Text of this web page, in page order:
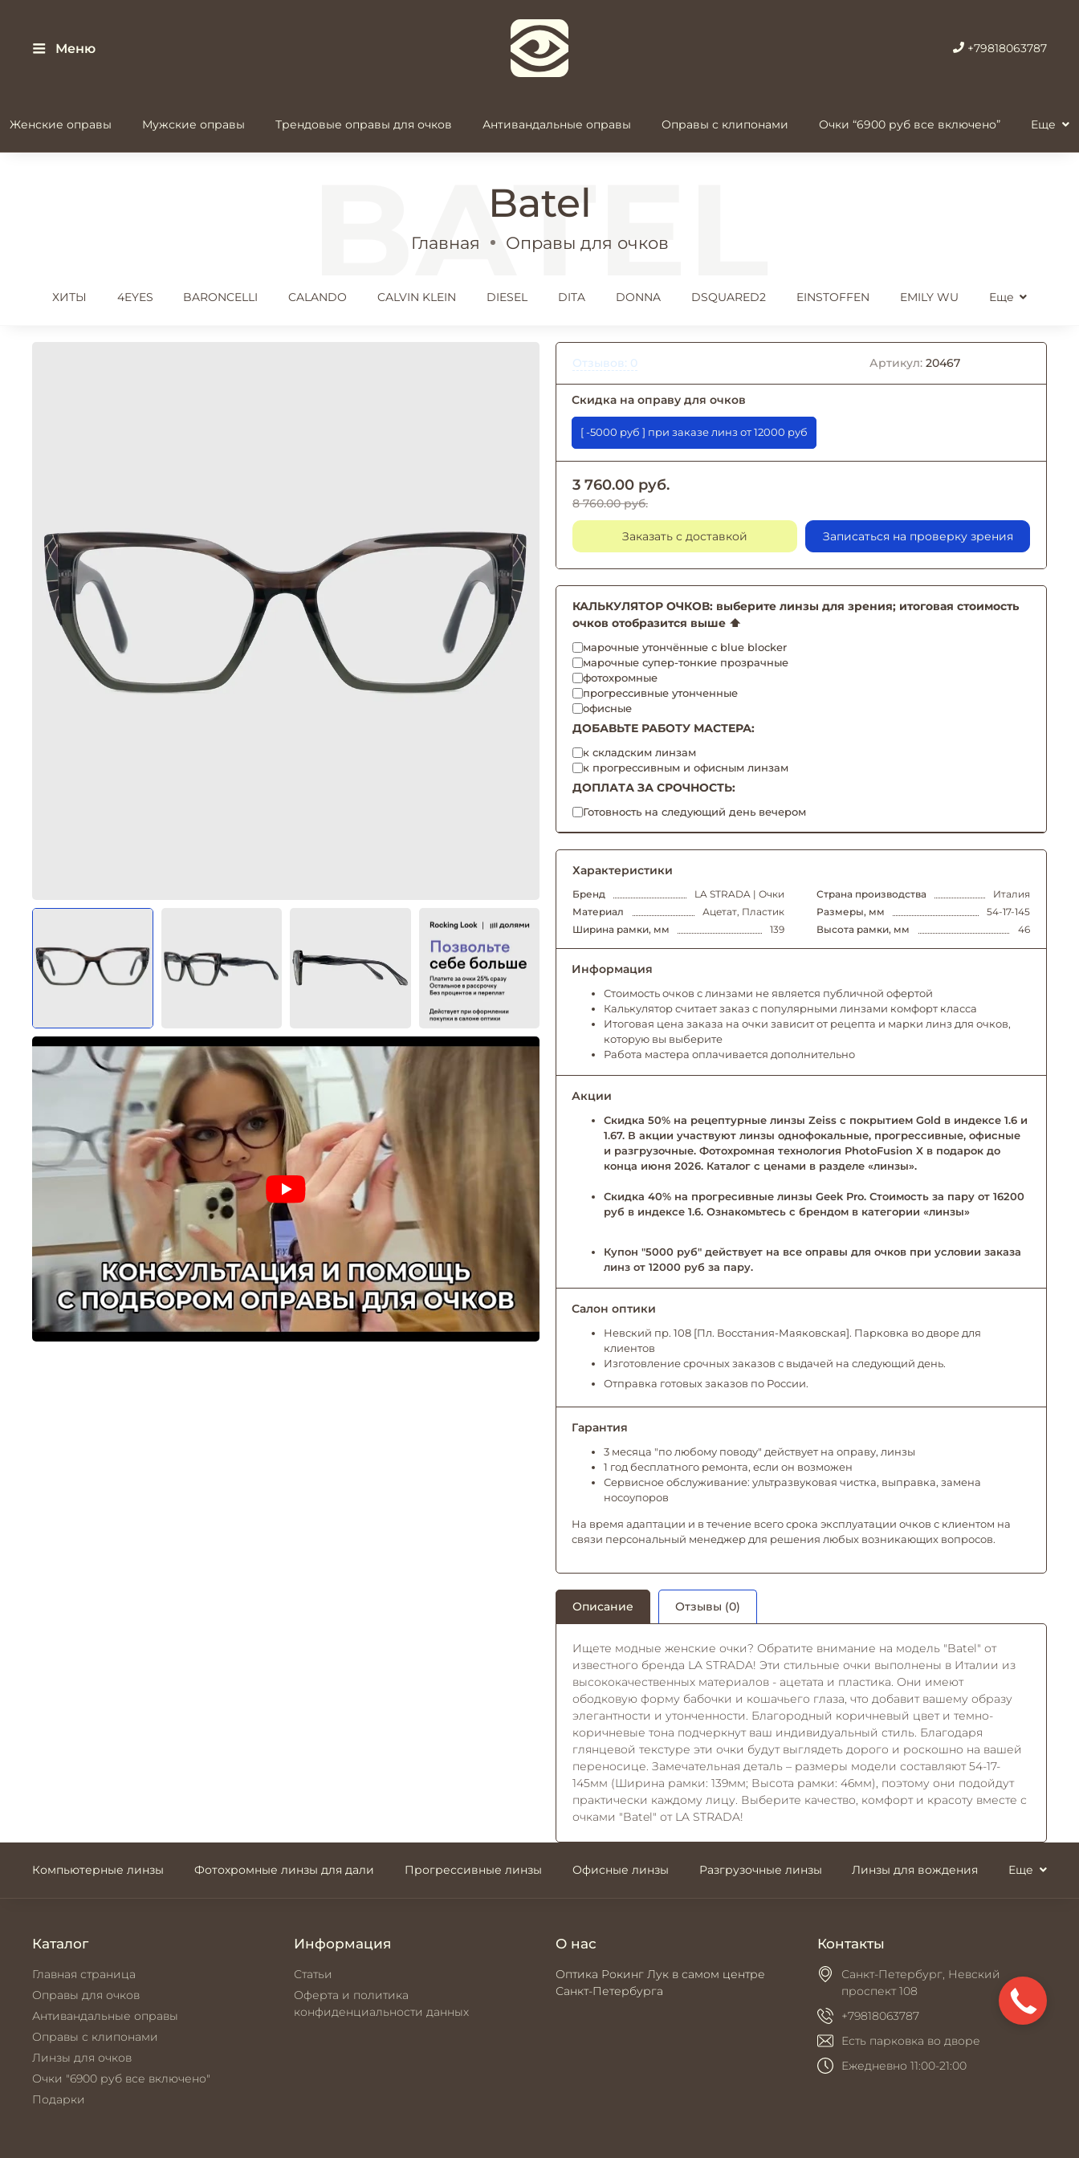
Меню +79818063787
Женские оправы Мужские оправы Трендовые оправы для очков Антивандальные оправы Оправы с клипонами Очки “6900 руб все включено” Еще
Batel
Главная Оправы для очков
ХИТЫ 4EYES BARONCELLI CALANDO CALVIN KLEIN DIESEL DITA DONNA DSQUARED2 EINSTOFFEN EMILY WU Еще
Отзывов: 0 Артикул: 20467
Скидка на оправу для очков
[ -5000 руб ] при заказе линз от 12000 руб
3 760.00 руб.
8 760.00 руб.
Заказать с доставкой Записаться на проверку зрения
КАЛЬКУЛЯТОР ОЧКОВ: выберите линзы для зрения; итоговая стоимость
очков отобразится выше ⬆️
марочные утончённые с blue blocker
марочные супер-тонкие прозрачные
фотохромные
прогрессивные утонченные
офисные
ДОБАВЬТЕ РАБОТУ МАСТЕРА:
к складским линзам
к прогрессивным и офисным линзам
ДОПЛАТА ЗА СРОЧНОСТЬ:
Готовность на следующий день вечером
Характеристики
Бренд LA STRADA | Очки Страна производства
Италия
Материал
Ацетат, Пластик Размеры, мм
54-17-145
Ширина рамки, мм
139 Высота рамки, мм 46
Информация
Стоимость очков с линзами не является публичной офертой
Калькулятор считает заказ с популярными линзами комфорт класса
Итоговая цена заказа на очки зависит от рецепта и марки линз для очков,
которую вы выберите
Работа мастера оплачивается дополнительно
Акции
Скидка 50% на рецептурные линзы Zeiss с покрытием Gold в индексе 1.6 и
1.67. В акции участвуют линзы однофокальные, прогрессивные, офисные
и разгрузочные. Фотохромная технология PhotoFusion X в подарок до
конца июня 2026. Каталог с ценами в разделе «линзы».
Скидка 40% на прогресивные линзы Geek Pro. Стоимость за пару от 16200
руб в индексе 1.6. Ознакомьтесь с брендом в категории «линзы»
Купон "5000 руб" действует на все оправы для очков при условии заказа
линз от 12000 руб за пару.
Салон оптики
Невский пр. 108 [Пл. Восстания-Маяковская]. Парковка во дворе для
клиентов
Изготовление срочных заказов с выдачей на следующий день.
Отправка готовых заказов по России.
Гарантия
3 месяца "по любому поводу" действует на оправу, линзы
1 год бесплатного ремонта, если он возможен
Сервисное обслуживание: ультразвуковая чистка, выправка, замена
носоупоров
На время адаптации и в течение всего срока эксплуатации очков с клиентом на
связи персональный менеджер для решения любых возникающих вопросов.
Описание Отзывы (0)
Ищете модные женские очки? Обратите внимание на модель "Batel" от
известного бренда LA STRADA! Эти стильные очки выполнены в Италии из
высококачественных материалов - ацетата и пластика. Они имеют
ободковую форму бабочки и кошачьего глаза, что добавит вашему образу
элегантности и утонченности. Благородный коричневый цвет и темно-
коричневые тона подчеркнут ваш индивидуальный стиль. Благодаря
глянцевой текстуре эти очки будут выглядеть дорого и роскошно на вашей
переносице. Замечательная деталь – размеры модели составляют 54-17-
145мм (Ширина рамки: 139мм; Высота рамки: 46мм), поэтому они подойдут
практически каждому лицу. Выберите качество, комфорт и красоту вместе с
очками "Batel" от LA STRADA!
Компьютерные линзы Фотохромные линзы для дали Прогрессивные линзы Офисные линзы Разгрузочные линзы Линзы для вождения Еще
Каталог
Главная страница
Оправы для очков
Антивандальные оправы
Оправы с клипонами
Линзы для очков
Очки "6900 руб все включено"
Подарки
Информация
Статьи
Оферта и политика
конфиденциальности данных
О нас
Оптика Рокинг Лук в самом центре
Санкт-Петербурга
Контакты
Санкт-Петербург, Невский
проспект 108
+79818063787
Есть парковка во дворе
Ежедневно 11:00-21:00